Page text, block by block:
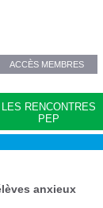
ACCÈS MEMBRES
LES RENCONTRES
PEP
anxieux